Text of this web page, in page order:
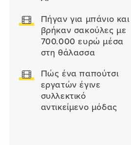
Πήγαν για μπάνιο και
βρήκαν σακούλες με
700.000 ευρώ μέσα
στη θάλασσα
Πώς ένα παπούτσι
εργατών έγινε
συλλεκτικό
αντικείμενο μόδας